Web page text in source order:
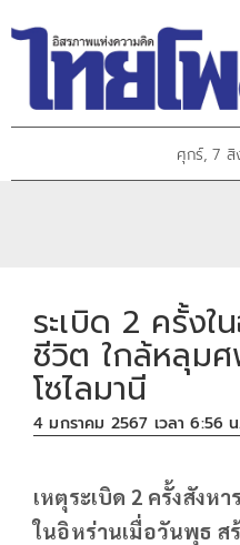
ศุกร์, 7
ระเบิด 2 ครั้งใ
ชีวิต ใกล้หลุม
โซไลมานี
4 มกราคม 2567 เวลา 6:56 น.
เหตุระเบิด 2 ครั้งสังห
ในอิหร่านเมื่อวันพุธ ส